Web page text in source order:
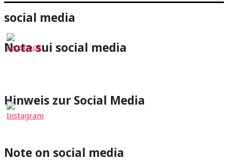
social media
Nota sui social media
Hinweis zur Social Media
⇐Mit Klick auf einen Social-Media Button wirst Du zum
Note on social media